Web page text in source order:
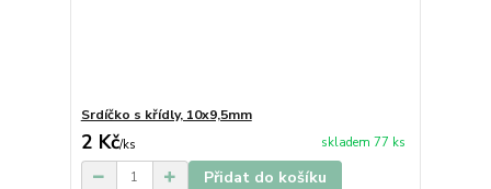
Srdíčko s křídly, 10x9,5mm
2 Kč/ks skladem 77 ks
Přidat do košíku